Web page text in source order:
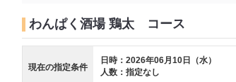
わんぱく酒場 鶏太 コース
現在の指定条件
日時：2026年06月10日（水）
人数：指定なし